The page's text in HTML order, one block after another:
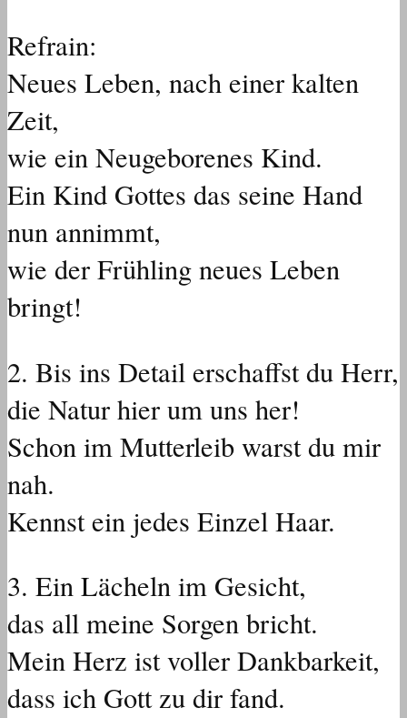
Refrain:
Neues Leben, nach einer kalten
Zeit,
wie ein Neugeborenes Kind.
Ein Kind Gottes das seine Hand
nun annimmt,
wie der Frühling neues Leben
bringt!
2.⁠ ⁠Bis ins Detail erschaffst du Herr,
die Natur hier um uns her!
Schon im Mutterleib warst du mir
nah.
Kennst ein jedes Einzel Haar.
3.⁠ ⁠Ein Lächeln im Gesicht,
das all meine Sorgen bricht.
Mein Herz ist voller Dankbarkeit,
dass ich Gott zu dir fand.